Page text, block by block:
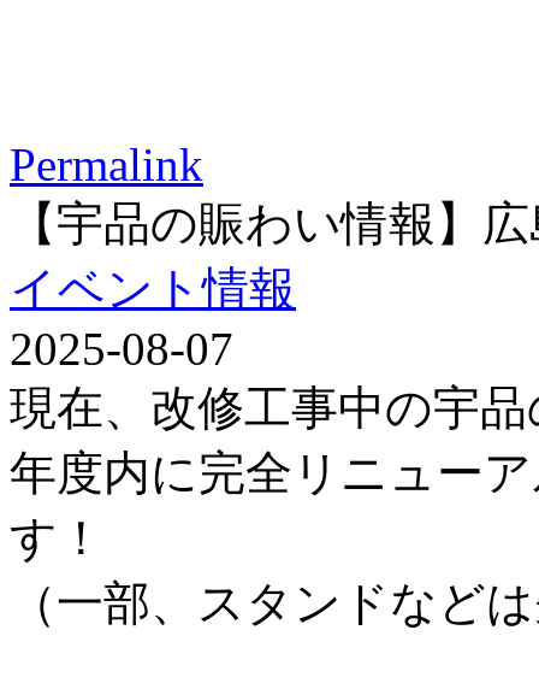
Permalink
【宇品の賑わい情報】
イベント情報
2025-08-07
現在、改修工事中の宇
年度内に完全リニュー
す！
（一部、スタンドなど